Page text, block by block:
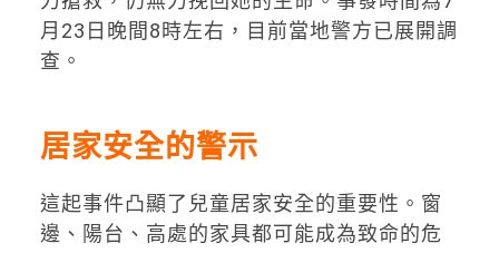
月23日晚間8時左右，目前當地警方已展開調
查。
居家安全的警示
這起事件凸顯了兒童居家安全的重要性。窗
邊、陽台、高處的家具都可能成為致命的危